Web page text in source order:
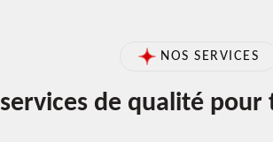
NOS SERVICES
de qualité